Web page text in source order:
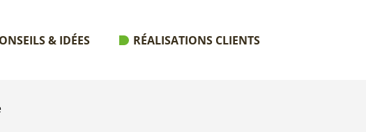
& IDÉES RÉALISATIONS CLIENTS